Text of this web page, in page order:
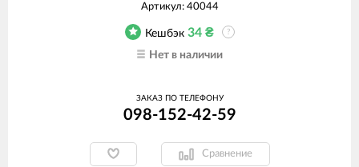
Артикул: 40044
Кешбэк 34₴ ?
Нет в наличии
ЗАКАЗ ПО ТЕЛЕФОНУ
098-152-42-59
Сравнение